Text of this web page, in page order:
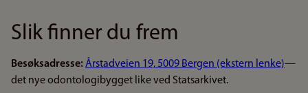
Slik finner du frem
Besøksadresse: Årstadveien 19, 5009 Bergen (ekstern lenke)—
det nye odontologibygget like ved Statsarkivet.